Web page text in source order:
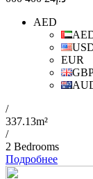
AED
EUR
/
337.13m²
/
2 Bedrooms
Подробнее